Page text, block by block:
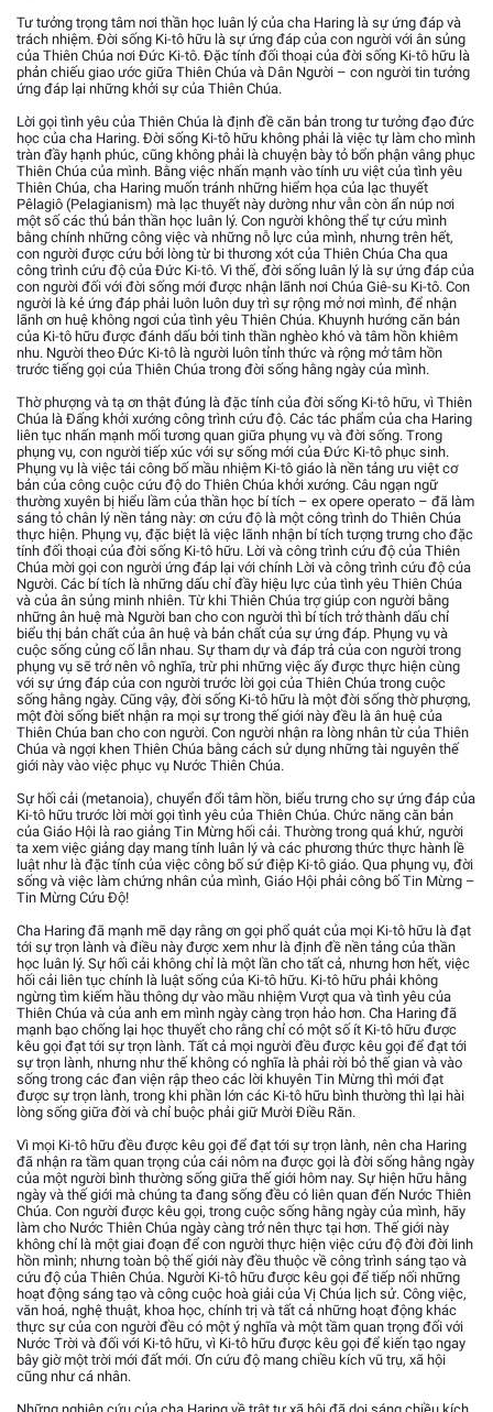
Tư tưởng trọng tâm nơi thần học luân lý của cha Haring là sự ứng đáp và
trách nhiệm. Đời sống Ki-tô hữu là sự ứng đáp của con người với ân sủng
của Thiên Chúa nơi Đức Ki-tô. Đặc tính đối thoại của đời sống Ki-tô hữu là
phản chiếu giao ước giữa Thiên Chúa và Dân Người – con người tin tưởng
ứng đáp lại những khởi sự của Thiên Chúa.
Lời gọi tình yêu của Thiên Chúa là định đề căn bản trong tư tưởng đạo đức
học của cha Haring. Đời sống Ki-tô hữu không phải là việc tự làm cho mình
tràn đầy hạnh phúc, cũng không phải là chuyện bày tỏ bổn phận vâng phục
Thiên Chúa của mình. Bằng việc nhấn mạnh vào tính ưu việt của tình yêu
Thiên Chúa, cha Haring muốn tránh những hiểm họa của lạc thuyết
Pêlagiô (Pelagianism) mà lạc thuyết này dường như vẫn còn ẩn núp nơi
một số các thủ bản thần học luân lý. Con người không thể tự cứu mình
bằng chính những công việc và những nỗ lực của mình, nhưng trên hết,
con người được cứu bởi lòng từ bi thương xót của Thiên Chúa Cha qua
công trình cứu độ của Đức Ki-tô. Vì thế, đời sống luân lý là sự ứng đáp của
con người đối với đời sống mới được nhận lãnh nơi Chúa Giê-su Ki-tô. Con
người là kẻ ứng đáp phải luôn luôn duy trì sự rộng mở nơi mình, để nhận
lãnh ơn huệ không ngơi của tình yêu Thiên Chúa. Khuynh hướng căn bản
của Ki-tô hữu được đánh dấu bởi tinh thần nghèo khó và tâm hồn khiêm
nhu. Người theo Đức Ki-tô là người luôn tỉnh thức và rộng mở tâm hồn
trước tiếng gọi của Thiên Chúa trong đời sống hằng ngày của mình.
Thờ phượng và tạ ơn thật đúng là đặc tính của đời sống Ki-tô hữu, vì Thiên
Chúa là Đấng khởi xướng công trình cứu độ. Các tác phẩm của cha Haring
liên tục nhấn mạnh mối tương quan giữa phụng vụ và đời sống. Trong
phụng vụ, con người tiếp xúc với sự sống mới của Đức Ki-tô phục sinh.
Phụng vụ là việc tái công bố mầu nhiệm Ki-tô giáo là nền tảng ưu việt cơ
bản của công cuộc cứu độ do Thiên Chúa khởi xướng. Câu ngạn ngữ
thường xuyên bị hiểu lầm của thần học bí tích – ex opere operato – đã làm
sáng tỏ chân lý nền tảng này: ơn cứu độ là một công trình do Thiên Chúa
thực hiện. Phụng vụ, đặc biệt là việc lãnh nhận bí tích tượng trưng cho đặc
tính đối thoại của đời sống Ki-tô hữu. Lời và công trình cứu độ của Thiên
Chúa mời gọi con người ứng đáp lại với chính Lời và công trình cứu độ của
Người. Các bí tích là những dấu chỉ đầy hiệu lực của tình yêu Thiên Chúa
và của ân sủng minh nhiên. Từ khi Thiên Chúa trợ giúp con người bằng
những ân huệ mà Người ban cho con người thì bí tích trở thành dấu chỉ
biểu thị bản chất của ân huệ và bản chất của sự ứng đáp. Phụng vụ và
cuộc sống củng cố lẫn nhau. Sự tham dự và đáp trả của con người trong
phụng vụ sẽ trở nên vô nghĩa, trừ phi những việc ấy được thực hiện cùng
với sự ứng đáp của con người trước lời gọi của Thiên Chúa trong cuộc
sống hằng ngày. Cũng vậy, đời sống Ki-tô hữu là một đời sống thờ phượng,
một đời sống biết nhận ra mọi sự trong thế giới này đều là ân huệ của
Thiên Chúa ban cho con người. Con người nhận ra lòng nhân từ của Thiên
Chúa và ngợi khen Thiên Chúa bằng cách sử dụng những tài nguyên thế
giới này vào việc phục vụ Nước Thiên Chúa.
Sự hối cải (metanoia), chuyển đổi tâm hồn, biểu trưng cho sự ứng đáp của
Ki-tô hữu trước lời mời gọi tình yêu của Thiên Chúa. Chức năng căn bản
của Giáo Hội là rao giảng Tin Mừng hối cải. Thường trong quá khứ, người
ta xem việc giảng dạy mang tính luân lý và các phương thức thực hành lề
luật như là đặc tính của việc công bố sứ điệp Ki-tô giáo. Qua phụng vụ, đời
sống và việc làm chứng nhân của mình, Giáo Hội phải công bố Tin Mừng –
Tin Mừng Cứu Độ!
Cha Haring đã mạnh mẽ dạy rằng ơn gọi phổ quát của mọi Ki-tô hữu là đạt
tới sự trọn lành và điều này được xem như là định đề nền tảng của thần
học luân lý. Sự hối cải không chỉ là một lần cho tất cả, nhưng hơn hết, việc
hối cải liên tục chính là luật sống của Ki-tô hữu. Ki-tô hữu phải không
ngừng tìm kiếm hầu thông dự vào mầu nhiệm Vượt qua và tình yêu của
Thiên Chúa và của anh em mình ngày càng trọn hảo hơn. Cha Haring đã
mạnh bạo chống lại học thuyết cho rằng chỉ có một số ít Ki-tô hữu được
kêu gọi đạt tới sự trọn lành. Tất cả mọi người đều được kêu gọi để đạt tới
sự trọn lành, nhưng như thế không có nghĩa là phải rời bỏ thế gian và vào
sống trong các đan viện rập theo các lời khuyên Tin Mừng thì mới đạt
được sự trọn lành, trong khi phần lớn các Ki-tô hữu bình thường thì lại hài
lòng sống giữa đời và chỉ buộc phải giữ Mười Điều Răn.
Vì mọi Ki-tô hữu đều được kêu gọi để đạt tới sự trọn lành, nên cha Haring
đã nhận ra tầm quan trọng của cái nôm na được gọi là đời sống hằng ngày
của một người bình thường sống giữa thế giới hôm nay. Sự hiện hữu hằng
ngày và thế giới mà chúng ta đang sống đều có liên quan đến Nước Thiên
Chúa. Con người được kêu gọi, trong cuộc sống hằng ngày của mình, hãy
làm cho Nước Thiên Chúa ngày càng trở nên thực tại hơn. Thế giới này
không chỉ là một giai đoạn để con người thực hiện việc cứu độ đời đời linh
hồn mình; nhưng toàn bộ thế giới này đều thuộc về công trình sáng tạo và
cứu độ của Thiên Chúa. Người Ki-tô hữu được kêu gọi để tiếp nối những
hoạt động sáng tạo và công cuộc hoà giải của Vị Chúa lịch sử. Công việc,
văn hoá, nghệ thuật, khoa học, chính trị và tất cả những hoạt động khác
thực sự của con người đều có một ý nghĩa và một tầm quan trọng đối với
Nước Trời và đối với Ki-tô hữu, vì Ki-tô hữu được kêu gọi để kiến tạo ngay
bây giờ một trời mới đất mới. Ơn cứu độ mang chiều kích vũ trụ, xã hội
cũng như cá nhân.